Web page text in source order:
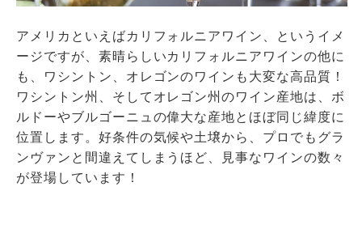
アメリカといえばカリフォルニアワイン、というイメ
ージですが、素晴らしいカリフォルニアワインの他に
も、ワシントン、オレゴンのワインも大変な高品質！
ワシントン州、そしてオレゴン州のワイン産地は、ボ
ルドーやブルゴーニュの偉大な産地とほぼ同じ緯度に
位置します。好条件の気候や土壌から、プロでもグラ
ンヴァンと間違えてしまうほど、見事なワインの数々
が登場しています！